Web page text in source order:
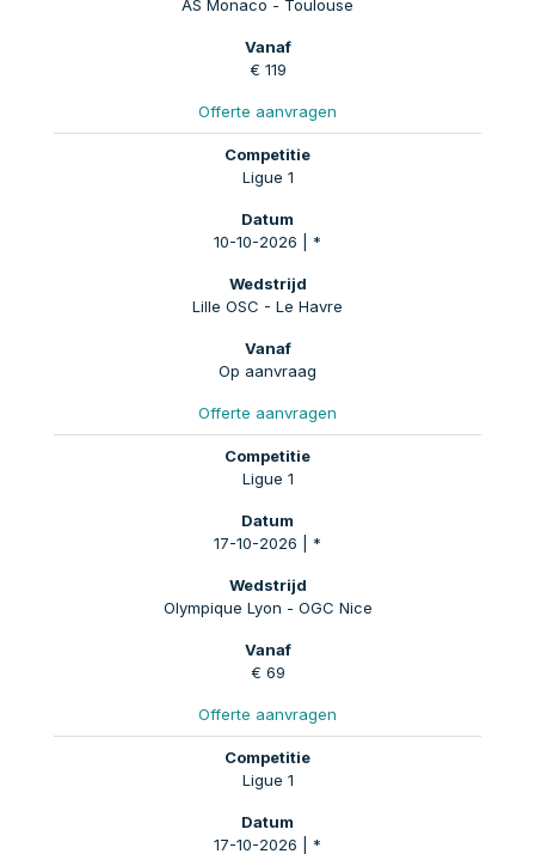
AS Monaco - Toulouse
€ 119
Offerte aanvragen
Ligue 1
10-10-2026 | *
Lille OSC - Le Havre
Op aanvraag
Offerte aanvragen
Ligue 1
17-10-2026 | *
Olympique Lyon - OGC Nice
€ 69
Offerte aanvragen
Ligue 1
17-10-2026 | *